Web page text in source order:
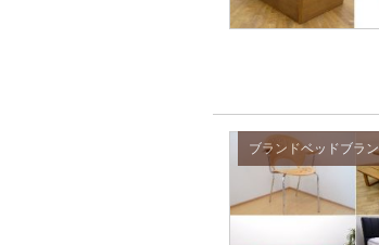
ブランドベッドブラ